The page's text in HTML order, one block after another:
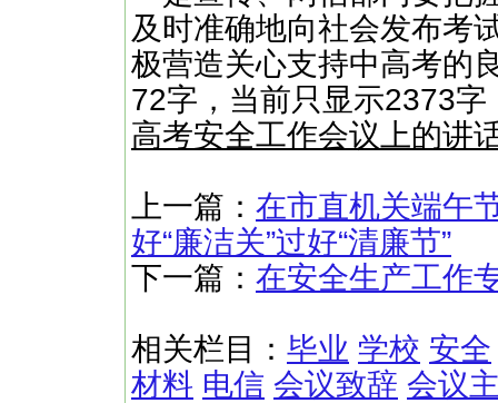
及时准确地向社会发布考
极营造关心支持中高考
72字，当前只显示2373
高考安全工作会议上的讲
上一篇： 在市直机关端午
好“廉洁关”过好“清廉节”
下一篇： 在安全生产工作
相关栏目： 毕业 学校 安全
材料 电信 会议致辞 会议